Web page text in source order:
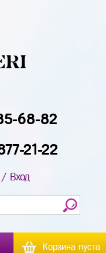
68-82
21-22
/ Вход
Корзина пуста